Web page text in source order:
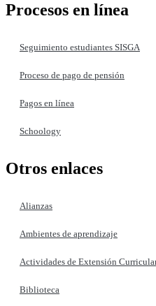
Procesos en línea
Seguimiento estudiantes SISGA
Proceso de pago de pensión
Pagos en línea
Schoology
Otros enlaces
Alianzas
Ambientes de aprendizaje
Actividades de Extensión
Biblioteca